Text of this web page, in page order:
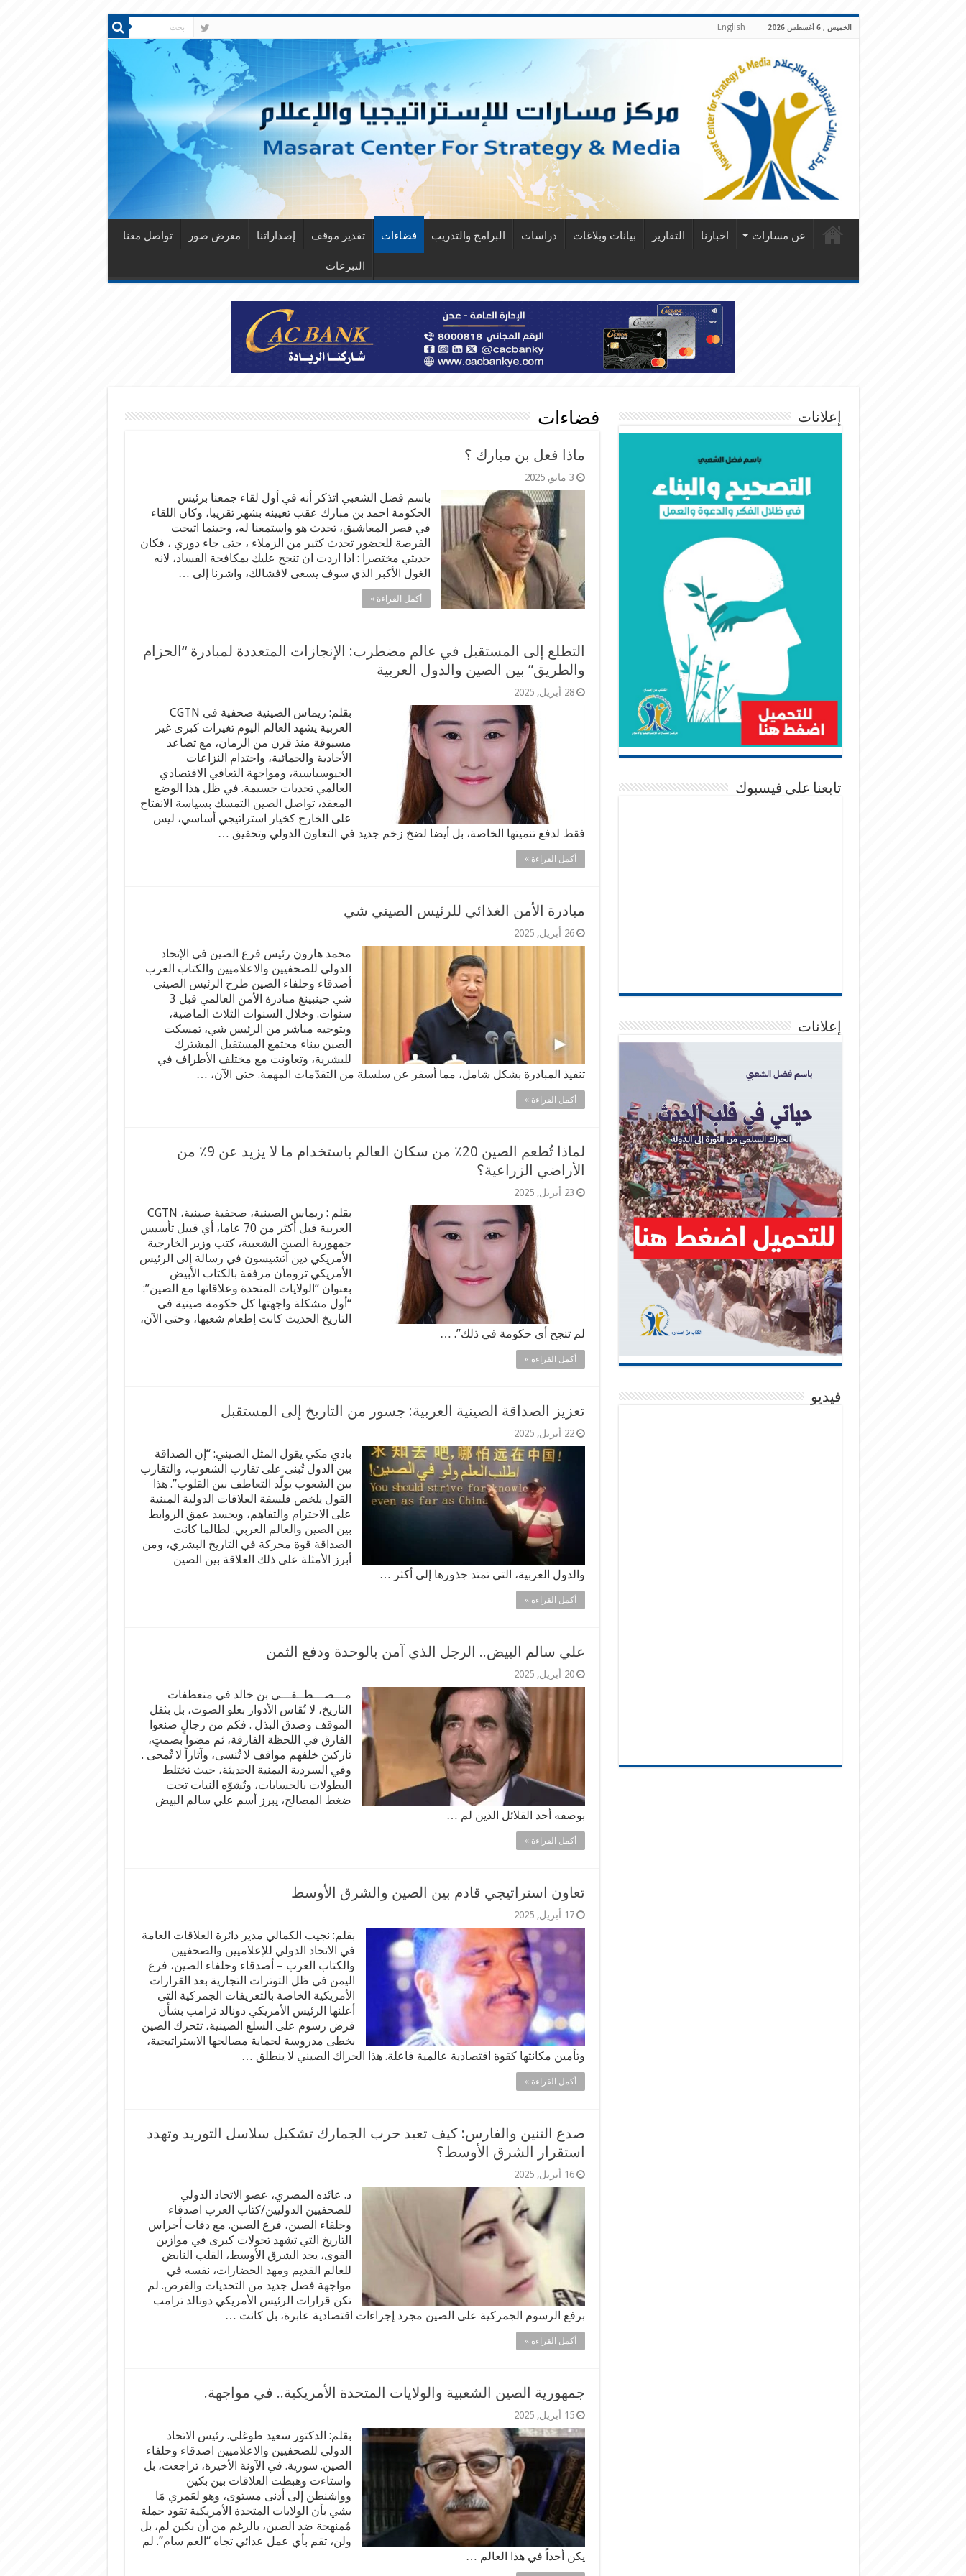
الخميس , 6 أغسطس 2026 English
عن مسارات اخبارنا التقارير بيانات وبلاغات دراسات البرامج والتدريب فضاءات تقدير موقف إصداراتنا معرض صور تواصل معنا
التبرعات
فضاءات
ماذا فعل بن مبارك ؟
3 مايو, 2025
باسم فضل الشعبي اتذكر أنه في أول لقاء جمعنا برئيس
الحكومة احمد بن مبارك عقب تعيينه بشهر تقريبا، وكان اللقاء
في قصر المعاشيق، تحدث هو واستمعنا له، وحينما اتيحت
الفرصة للحضور تحدث كثير من الزملاء ، حتى جاء دوري ، فكان
حديثي مختصرا : اذا اردت ان تنجح عليك بمكافحة الفساد، لانه
الغول الأكبر الذي سوف يسعى لافشالك، واشرنا إلى …
أكمل القراءة »
التطلع إلى المستقبل في عالم مضطرب: الإنجازات المتعددة لمبادرة “الحزام
والطريق” بين الصين والدول العربية
28 أبريل, 2025
بقلم: ريماس الصينية صحفية في CGTN
العربية يشهد العالم اليوم تغيرات كبرى غير
مسبوقة منذ قرن من الزمان، مع تصاعد
الأحادية والحمائية، واحتدام النزاعات
الجيوسياسية، ومواجهة التعافي الاقتصادي
العالمي تحديات جسيمة. في ظل هذا الوضع
المعقد، تواصل الصين التمسك بسياسة الانفتاح
على الخارج كخيار استراتيجي أساسي، ليس
فقط لدفع تنميتها الخاصة، بل أيضا لضخ زخم جديد في التعاون الدولي وتحقيق …
أكمل القراءة »
مبادرة الأمن الغذائي للرئيس الصيني شي
26 أبريل, 2025
محمد هارون رئيس فرع الصين في الإتحاد
الدولي للصحفيين والاعلاميين والكتاب العرب
أصدقاء وحلفاء الصين طرح الرئيس الصيني
شي جينبينغ مبادرة الأمن العالمي قبل 3
سنوات. وخلال السنوات الثلاث الماضية،
وبتوجيه مباشر من الرئيس شي، تمسكت
الصين ببناء مجتمع المستقبل المشترك
للبشرية، وتعاونت مع مختلف الأطراف في
تنفيذ المبادرة بشكل شامل، مما أسفر عن سلسلة من التقدّمات المهمة. حتى الآن، …
أكمل القراءة »
لماذا تُطعم الصين 20٪ من سكان العالم باستخدام ما لا يزيد عن 9٪ من
الأراضي الزراعية؟
23 أبريل, 2025
بقلم : ريماس الصينية، صحفية صينية، CGTN
العربية قبل أكثر من 70 عاما، أي قبيل تأسيس
جمهورية الصين الشعبية، كتب وزير الخارجية
الأمريكي دين آتشيسون في رسالة إلى الرئيس
الأمريكي ترومان مرفقة بالكتاب الأبيض
بعنوان “الولايات المتحدة وعلاقاتها مع الصين”:
“أول مشكلة واجهتها كل حكومة صينية في
التاريخ الحديث كانت إطعام شعبها، وحتى الآن،
لم تنجح أي حكومة في ذلك”. …
أكمل القراءة »
تعزيز الصداقة الصينية العربية: جسور من التاريخ إلى المستقبل
22 أبريل, 2025
بادي مكي يقول المثل الصيني: “إن الصداقة
بين الدول تُبنى على تقارب الشعوب، والتقارب
بين الشعوب يولّد التعاطف بين القلوب”. هذا
القول يلخص فلسفة العلاقات الدولية المبنية
على الاحترام والتفاهم، ويجسد عمق الروابط
بين الصين والعالم العربي. لطالما كانت
الصداقة قوة محركة في التاريخ البشري، ومن
أبرز الأمثلة على ذلك العلاقة بين الصين
والدول العربية، التي تمتد جذورها إلى أكثر …
أكمل القراءة »
علي سالم البيض.. الرجل الذي آمن بالوحدة ودفع الثمن
20 أبريل, 2025
مـــصـــطــفـــى بن خالد في منعطفات
التاريخ، لا تُقاس الأدوار بعلو الصوت، بل بثقل
الموقف وصدق البذل . فكم من رجالٍ صنعوا
الفارق في اللحظة الفارقة، ثم مضوا بصمتٍ،
تاركين خلفهم مواقف لا تُنسى، وآثاراً لا تُمحى .
وفي السردية اليمنية الحديثة، حيث تختلط
البطولات بالحسابات، وتُشوّه النيات تحت
ضغط المصالح، يبرز أسم علي سالم البيض
بوصفه أحد القلائل الذين لم …
أكمل القراءة »
تعاون استراتيجي قادم بين الصين والشرق الأوسط
17 أبريل, 2025
بقلم: نجيب الكمالي مدير دائرة العلاقات العامة
في الاتحاد الدولي للإعلاميين والصحفيين
والكتاب العرب – أصدقاء وحلفاء الصين، فرع
اليمن في ظل التوترات التجارية بعد القرارات
الأمريكية الخاصة بالتعريفات الجمركية التي
أعلنها الرئيس الأمريكي دونالد ترامب بشأن
فرض رسوم على السلع الصينية، تتحرك الصين
بخطى مدروسة لحماية مصالحها الاستراتيجية،
وتأمين مكانتها كقوة اقتصادية عالمية فاعلة. هذا الحراك الصيني لا ينطلق …
أكمل القراءة »
صدع التنين والفارس: كيف تعيد حرب الجمارك تشكيل سلاسل التوريد وتهدد
استقرار الشرق الأوسط؟
16 أبريل, 2025
د. عائده المصري، عضو الاتحاد الدولي
للصحفيين الدوليين/كتاب العرب اصدقاء
وحلفاء الصين، فرع الصين. مع دقات أجراس
التاريخ التي تشهد تحولات كبرى في موازين
القوى، يجد الشرق الأوسط، القلب النابض
للعالم القديم ومهد الحضارات، نفسه في
مواجهة فصل جديد من التحديات والفرص. لم
تكن قرارات الرئيس الأمريكي دونالد ترامب
برفع الرسوم الجمركية على الصين مجرد إجراءات اقتصادية عابرة، بل كانت …
أكمل القراءة »
جمهورية الصين الشعبية والولايات المتحدة الأمريكية.. في مواجهة.
15 أبريل, 2025
بقلم: الدكتور سعيد طوغلي. رئيس الاتحاد
الدولي للصحفيين والاعلاميين اصدقاء وحلفاء
الصين. سورية. في الآونة الأخيرة، تراجعت، بل
واستاءت وهبطت العلاقات بين بكين
وواشنطن إلى أدنى مستوى، وهو لعَمري مَا
يشي بأن الولايات المتحدة الأمريكية تقود حملة
مُمنهجة ضد الصين، بالرغم من أن بكين لم، بل
ولن، تقم بأي عمل عدائي تجاه “العم سام”. لم
يكن أحداً في هذا العالم …
إعلانات
تابعنا على فيسبوك
إعلانات
فيديو